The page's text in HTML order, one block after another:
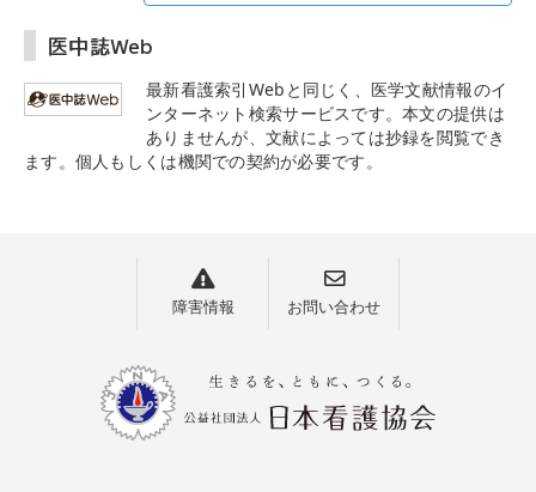
医中誌Web
最新看護索引Webと同じく、医学文献情報のイ
ンターネット検索サービスです。本文の提供は
ありませんが、文献によっては抄録を閲覧でき
ます。個人もしくは機関での契約が必要です。
障害情報 お問い合わせ